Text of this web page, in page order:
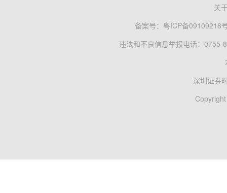
关
备案号： 粤ICP备09109218
违法和不良信息举报电话：0755-
深圳证券